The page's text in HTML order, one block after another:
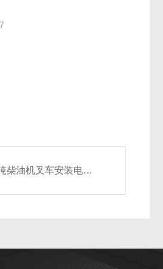
机叉车安装电子称厂家